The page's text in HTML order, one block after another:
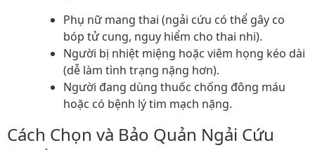
Phụ nữ mang thai (ngải cứu có thể gây co
bóp tử cung, nguy hiểm cho thai nhi).
Người bị nhiệt miệng hoặc viêm họng kéo dài
(dễ làm tình trạng nặng hơn).
Người đang dùng thuốc chống đông máu
hoặc có bệnh lý tim mạch nặng.
Cách Chọn và Bảo Quản Ngải Cứu